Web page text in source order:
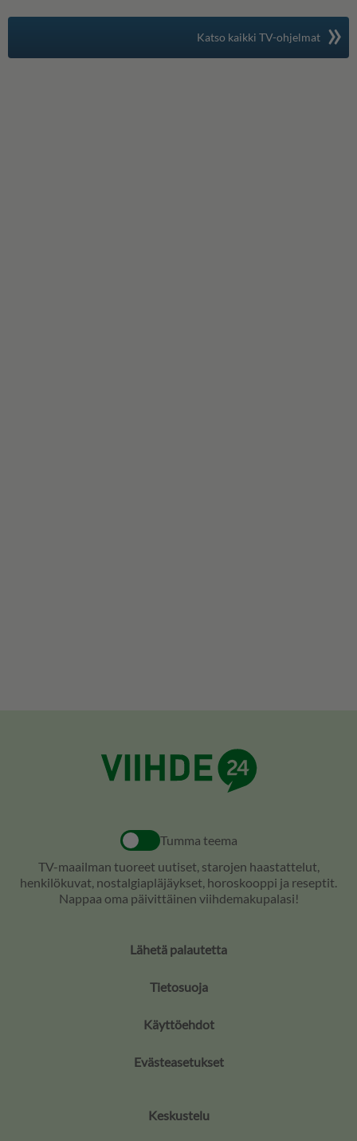
Katso kaikki TV-ohjelmat »
Tumma teema
TV-maailman tuoreet uutiset, starojen haastattelut,
henkilökuvat, nostalgiapläjäykset, horoskooppi ja reseptit.
Nappaa oma päivittäinen viihdemakupalasi!
Lähetä palautetta
Tietosuoja
Käyttöehdot
Evästeasetukset
Keskustelu